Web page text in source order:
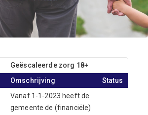
Geëscaleerde zorg 18+
Omschrijving Status
Vanaf 1-1-2023 heeft de
gemeente de (financiële)